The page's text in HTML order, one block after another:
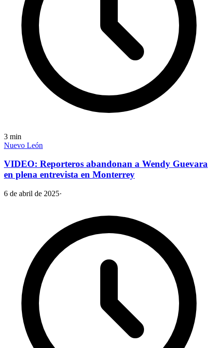
3 min
Nuevo León
VIDEO: Reporteros abandonan a Wendy Guevara
en plena entrevista en Monterrey
6 de abril de 2025·